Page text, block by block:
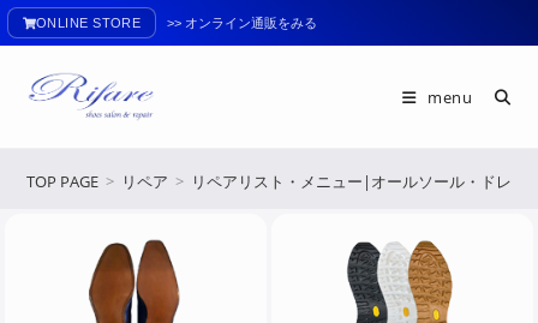
ONLINE STORE >> オンライン通販をみる
menu
TOP PAGE > リペア > リペアリスト・メニュー|オールソール・ドレス